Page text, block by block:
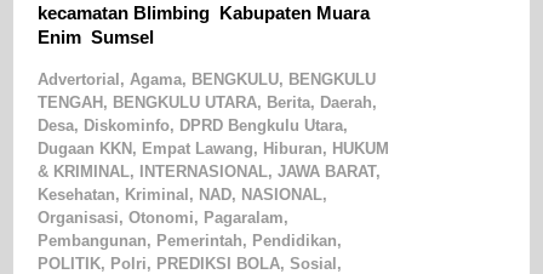
kecamatan Blimbing Kabupaten Muara
Enim Sumsel
Advertorial , Agama, BENGKULU, BENGKULU
TENGAH , BENGKULU UTARA, Berita, Daerah,
Desa, Diskominfo, DPRD Bengkulu Utara,
Dugaan KKN , Empat Lawang, Hiburan, HUKUM
& KRIMINAL, INTERNASIONAL, JAWA BARAT,
Kesehatan, Kriminal , NAD, NASIONAL,
Organisasi, Otonomi, Pagaralam,
Pembangunan, Pemerintah, Pendidikan,
POLITIK, Polri, PREDIKSI BOLA, Sosial ,